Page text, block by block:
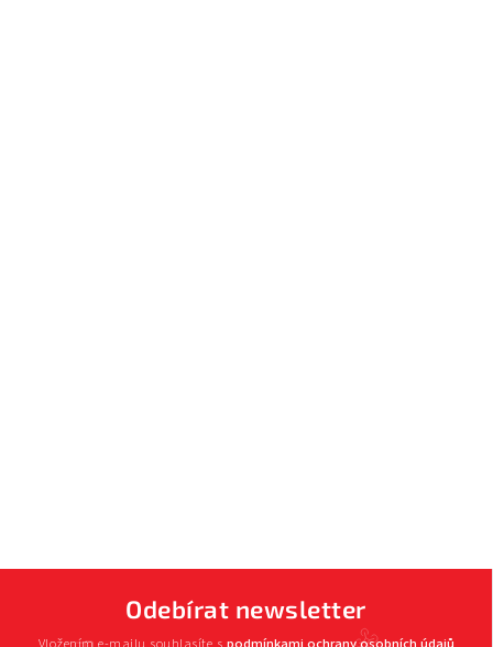
Odebírat newsletter